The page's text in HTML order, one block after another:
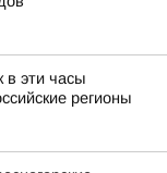
в эти часы
регионы